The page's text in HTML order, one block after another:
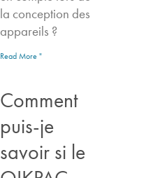
la conception des
appareils ?
Read More "
Comment
puis-je
savoir si le